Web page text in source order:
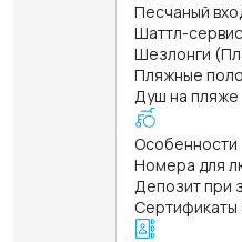
Песчаный
Шаттл-
Шезлонги
Пляжные
Душ на пляже
Особенности
Номера для
Депозит при
Сертификаты